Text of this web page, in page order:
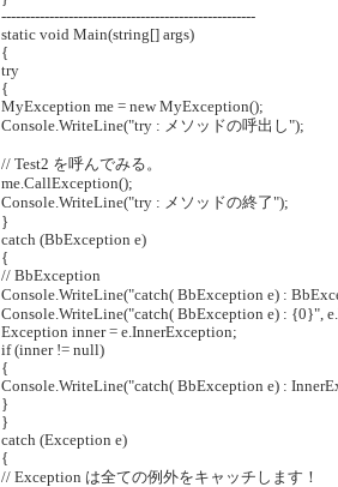
-----------------------------------------------------
static void Main(string[] args)
{
try
{
MyException me = new MyException();
Console.WriteLine("try : メソッドの呼出し");
// Test2 を呼んでみる。
me.CallException();
Console.WriteLine("try : メソッドの終了");
}
catch (BbException e)
{
// BbException
Console.WriteLine("catch( BbException e) :
Console.WriteLine("catch( BbException e) : {0}",
Exception inner = e.InnerException;
if (inner != null)
{
Console.WriteLine("catch( BbException e) :
}
}
catch (Exception e)
{
// Exception は全ての例外をキャッチします！